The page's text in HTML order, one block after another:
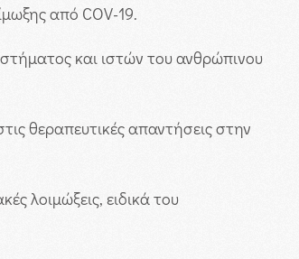
από COV-19.
και ιστών του ανθρώπινου
θεραπευτικές απαντήσεις στην
λοιμώξεις, ειδικά του